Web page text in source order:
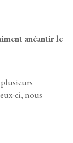
anéantir le
ci, nous